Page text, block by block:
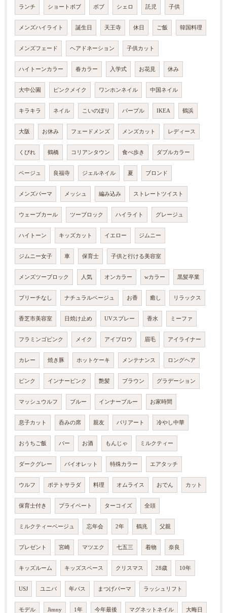
ランチ ショートボブ ボブ シェロ 託児 子供
メンズハイライト 誕生日 天王寺 休日 ご飯 韓国料理
メンズフェード ヘアドネーション 子供カット
ハイトーンカラー 春カラー 入学式 お花見 休み
大中公園 ピンクメイク ワンホンネイル 中国ネイル
キラキラ ネイル こいのぼり パープル IKEA 鶴浜
大阪 お休み フェードメンズ メンズカット レディース
くびれ 鶴橋 コリアンタウン 食べ歩き ダブルカラー
ベージュ 良福寺 ジェルネイル 夏 ブロンド
メンズパーマ メッシュ 編み込み ストレートツイスト
ウェーブカール ツーブロック ハイライト グレージュ
ハイトーン キッズカット イエロー ジムニー
ジムニー女子 車 保育士 子供と行ける美容室
メンズツーブロック 人気 オンカラー wカラー 黒髪卒業
ブリーチなし ナチュラルベージュ お香 癒し リラックス
香芝市美容室 日焼け止め UVスプレー 香水 ミーファ
フラミンゴピンク メイク アイブロウ 眉毛 アイライナー
カレー 焼き豚 ホットケーキ メンテナンス ロングヘア
ピンク インナーピンク 艶髪 ブラウン グラデーション
マッシュウルフ ブルー インナーブルー お家時間
息子カット 呑みの席 親友 バリアート 冷やし中華
おうちご飯 バー お酒 もんじゃ ミルクティー
ダークグレー バイオレット 特殊カラー エアタッチ
ウルフ ポテトサラダ 料理 オムライス おでん カット
保育士付き プライベート ターコイズ 全頭
ミルクティーベージュ 忘年会 2年 鶴兆 父親
プレゼント 宮崎 マツエク 七五三 着物 奈良
キッズルーム キッズスペース クリスマス 28歳 10年
USJ ユニバ 年パス まつげパーマ ラッシュリフト
モデル Jimny 1年 今年最後 マグネットネイル 大晦日